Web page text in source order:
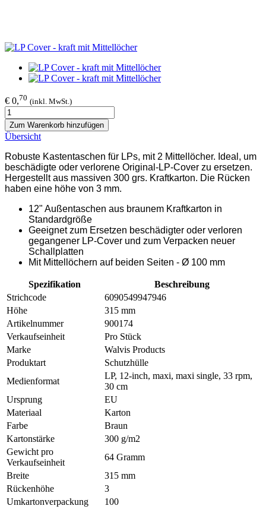
€ 0,70 (inkl. MwSt.)
Zum Warenkorb hinzufügen
Übersicht
Robuste Kastentaschen für LPs, mit 2 Mittellöcher. Ideal, um
beschädigte oder verlorene Original-LP-Cover zu ersetzen.
Hergestellt aus massiven 300 grs. Kraftkarton. Die Rücken
haben eine höhe von 3 mm.
12" Außentaschen aus braunem Kraftkarton in
Standardgröße
Geeignet zum Ersetzen beschädigter oder verloren
gegangener LP-Cover und zum Verpacken neuer
Schallplatten
Mit Mittellöchern auf beiden Seiten - Ø 100 mm
Spezifikation
Beschreibung
Strichcode
6090549947946
Höhe
315 mm
Artikelnummer
900174
Verkaufseinheit
Pro Stück
Marke
Walvis Products
Produktart
Schutzhülle
Medienformat
LP, 12-inch, maxi, maxi single, 33 rpm,
30 cm
Ursprung
EU
Materiaal
Karton
Farbe
Braun
Kartonstärke
300 g/m2
Gewicht pro
Verkaufseinheit
64 Gramm
Breite
315 mm
Rückenhöhe
3
Umkartonverpackung
100